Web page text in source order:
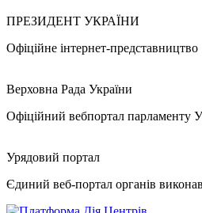
ПРЕЗИДЕНТ УКРАЇНИ
Офіційне інтернет-представництво
Верховна Рада України
Офіційний вебпортал парламенту
Урядовий портал
Єдиний веб-портал органів